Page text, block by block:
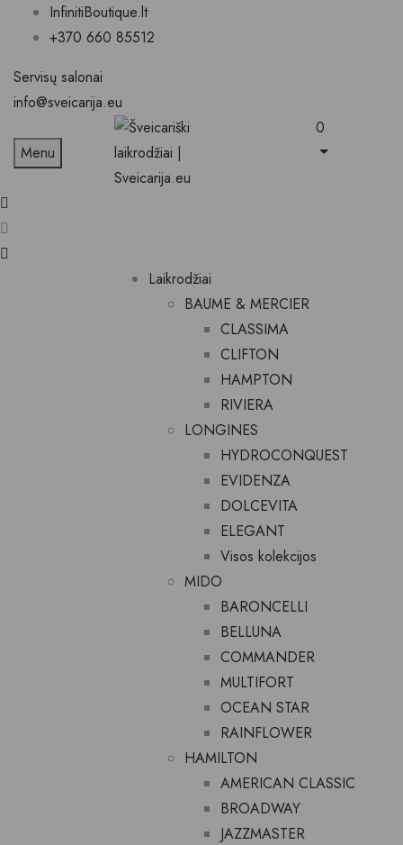
InfinitiBoutique.lt
+370 660 85512
Servisų salonai
info@sveicarija.eu
Menu
0
Laikrodžiai
BAUME & MERCIER
CLASSIMA
CLIFTON
HAMPTON
RIVIERA
LONGINES
HYDROCONQUEST
EVIDENZA
DOLCEVITA
ELEGANT
Visos kolekcijos
MIDO
BARONCELLI
BELLUNA
COMMANDER
MULTIFORT
OCEAN STAR
RAINFLOWER
HAMILTON
AMERICAN CLASSIC
BROADWAY
JAZZMASTER